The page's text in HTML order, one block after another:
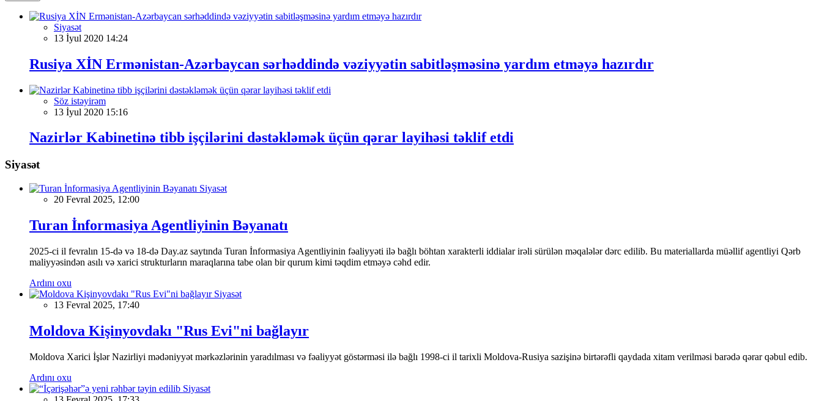
Siyasət
13 İyul 2020 14:24
Rusiya XİN Ermənistan-Azərbaycan sərhəddində vəziyyətin sabitləşməsinə yardım etməyə hazırdır
Söz istəyirəm
13 İyul 2020 15:16
Nazirlər Kabinetinə tibb işçilərini dəstəkləmək üçün qərar layihəsi təklif etdi
Siyasət
Siyasət
20 Fevral 2025, 12:00
Turan İnformasiya Agentliyinin Bəyanatı
2025-ci il fevralın 15-də və 18-də Day.az saytında Turan İnformasiya Agentliyinin fəaliyyəti ilə bağlı böhtan xarakterli iddialar irəli sürülən məqalələr dərc edilib. Bu materiallarda müəllif agentliyi Qərb
maliyyəsindən asılı və xarici strukturların maraqlarına tabe olan bir qurum kimi təqdim etməyə cəhd edir.
Ardını oxu
Siyasət
13 Fevral 2025, 17:40
Moldova Kişinyovdakı "Rus Evi"ni bağlayır
Moldova Xarici İşlər Nazirliyi mədəniyyət mərkəzlərinin yaradılması və fəaliyyət göstərməsi ilə bağlı 1998-ci il tarixli Moldova-Rusiya sazişinə birtərəfli qaydada xitam verilməsi barədə qərar qəbul edib.
Ardını oxu
Siyasət